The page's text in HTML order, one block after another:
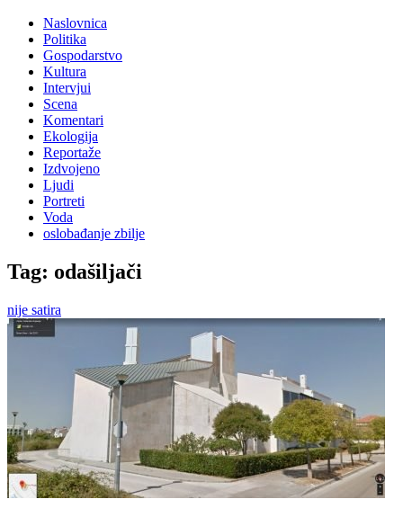
Naslovnica
Politika
Gospodarstvo
Kultura
Intervjui
Scena
Komentari
Ekologija
Reportaže
Izdvojeno
Ljudi
Portreti
Voda
oslobađanje zbilje
Tag: odašiljači
nije satira